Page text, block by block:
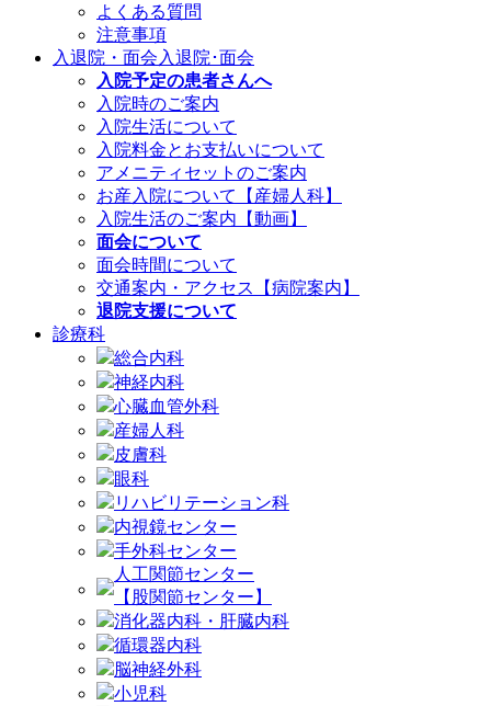
よくある質問
注意事項
入退院・面会 入退院･面会
入院予定の患者さんへ
入院時のご案内
入院生活について
入院料金とお支払いについて
アメニティセットのご案内
お産入院について【産婦人科】
入院生活のご案内【動画】
面会について
面会時間について
交通案内・アクセス【病院案内】
退院支援について
診療科
総合内科
神経内科
心臓血管外科
産婦人科
皮膚科
眼科
リハビリテーション科
内視鏡センター
手外科センター
人工関節センター
【股関節センター】
消化器内科・肝臓内科
循環器内科
脳神経外科
小児科